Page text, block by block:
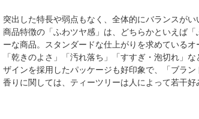
突出した特長や弱点もなく、全体的にバランスがい
商品特徴の「ふわツヤ感」は、どちらかといえば
ーな商品。スタンダードな仕上がりを求めているオ
「乾きのよさ」「汚れ落ち」「すすぎ・泡切れ」
ザインを採用したパッケージも好印象で、「ブラン
香りに関しては、ティーツリーは人によって若干